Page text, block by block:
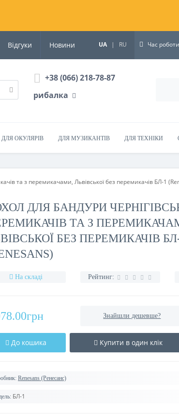
Відгуки Новини UA | RU Час роботи
+38 (066) 218-78-87
рибалка
ОКУЛЯРІВ ДЛЯ МУЗИКАНТІВ ДЛЯ ТЕХНІКИ
та з перемикачами, Львівської без перемикачів БЛ-1
ДЛЯ БАНДУРИ
ТА З
БЕЗ ПЕРЕМИКАЧІВ
На складі Рейтинг:
Знайшли дешевше?
До кошика Купити в один клік
Renesans (Ренесанс)
БЛ-1